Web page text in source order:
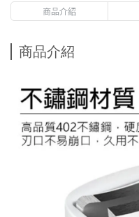
商品介紹
商品介紹